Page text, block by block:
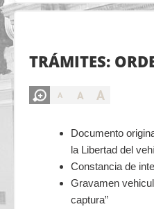
TRÁMITES:
A A A
Documento
la Libertad del
Constancia de
Gravamen
captura”